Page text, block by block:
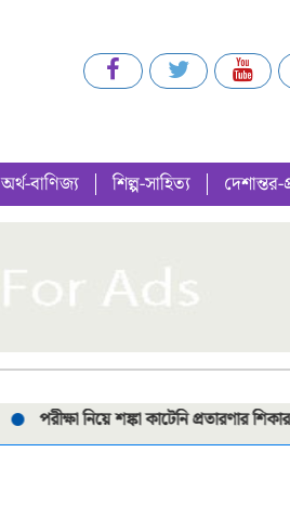
অর্থ-বাণিজ্য শিল্প-সাহিত্য দেশান্তর-
পরীক্ষা নিয়ে শঙ্কা কাটেনি প্রতারণার শিকার